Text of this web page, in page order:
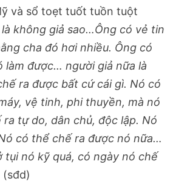
và sổ toẹt tuốt tuồn tuột
không giả sao…Ông có vẻ tin
cha đó hơi nhiều. Ông có
làm được… người giả nữa là
ra được bất cứ cái gì. Nó có
vệ tinh, phi thuyền, mà nó
tự do, dân chủ, độc lập. Nó
có thể chế ra được nó nữa…
tụi nó kỹ quá, có ngày nó chế
(sđd)